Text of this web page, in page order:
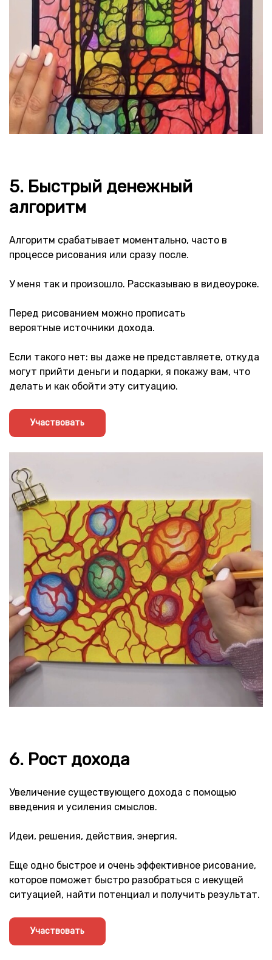
5. Быстрый денежный
алгоритм
Алгоритм срабатывает моментально, часто в
процессе рисования или сразу после.
У меня так и произошло. Рассказываю в видеоуроке.
Перед рисованием можно прописать
вероятные источники дохода.
Если такого нет: вы даже не представляете, откуда
могут прийти деньги и подарки, я покажу вам, что
делать и как обойти эту ситуацию.
Участвовать
6. Рост дохода
Увеличение существующего дохода с помощью
введения и усиления смыслов.
Идеи, решения, действия, энергия.
Еще одно быстрое и очень эффективное рисование,
которое поможет быстро разобраться с иекущей
ситуацией, найти потенциал и получить результат.
Участвовать